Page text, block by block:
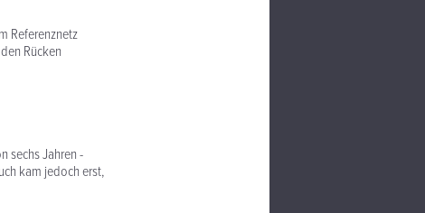
Referenznetz
Rücken
sechs Jahren -
kam jedoch erst,